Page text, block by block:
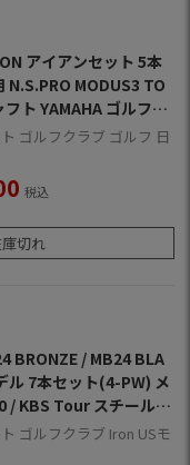
アイアンセット 5本
MODUS3 TO
ト YAMAHA ゴルフク
本正規品
ゴルフクラブ ゴルフ 日
税込
切れ
BRONZE / MB24 BLA
ル 7本セット(4-PW) メ
/ KBS Tour スチールシ
年モデル USA直輸
ゴルフクラブ Iron USモ